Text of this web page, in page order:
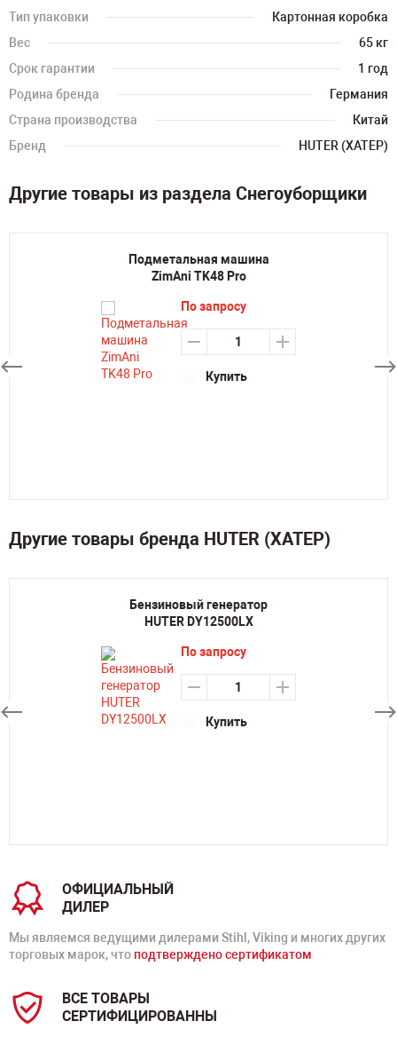
Тип упаковки
Картонная коробка
Вес
65 кг
Срок гарантии
1 год
Родина бренда
Германия
Страна производства
Китай
Бренд
HUTER (ХАТЕР)
Другие товары из раздела Снегоуборщики
Подметальная машина
ZimAni TK48 Pro
По запросу
Купить
Другие товары бренда HUTER (ХАТЕР)
Бензиновый генератор
HUTER DY12500LX
По запросу
Купить
ОФИЦИАЛЬНЫЙ
ДИЛЕР
Мы являемся ведущими дилерами Stihl, Viking и многих других
торговых марок, что подтверждено сертификатом
ВСЕ ТОВАРЫ
СЕРТИФИЦИРОВАННЫ